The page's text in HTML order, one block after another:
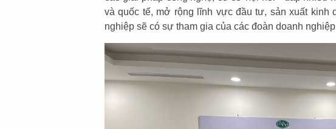
và quốc tế, mở rộng lĩnh vực đầu tư, sản xuất kinh
nghiệp sẽ có sự tham gia của các đoàn doanh